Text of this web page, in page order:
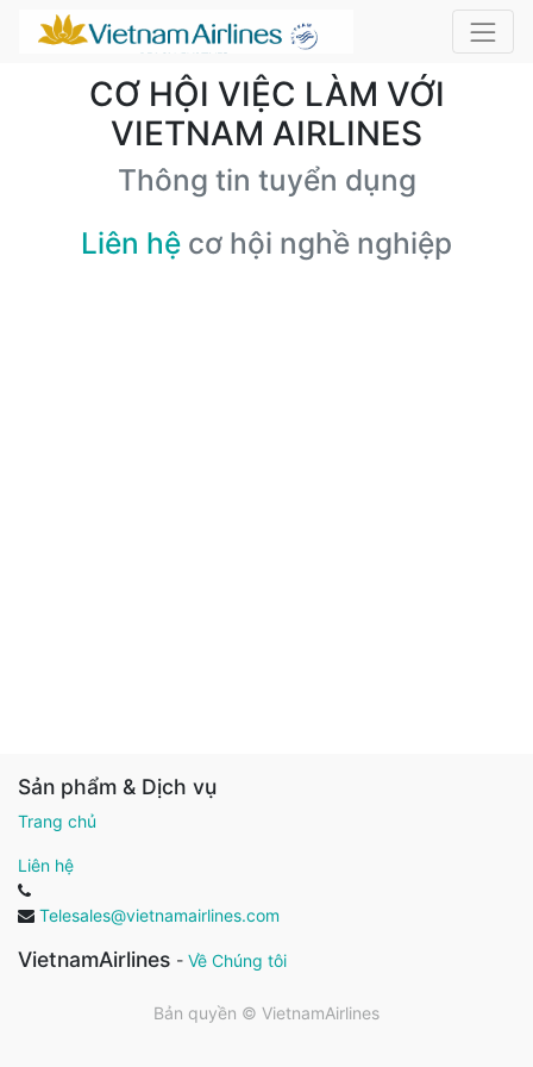
CƠ HỘI VIỆC LÀM VỚI
VIETNAM AIRLINES
Thông tin tuyển dụng
Liên hệ cơ hội nghề nghiệp
Sản phẩm & Dịch vụ
Trang chủ
Liên hệ
Telesales@vietnamairlines.com
VietnamAirlines - Về Chúng tôi
Bản quyền © VietnamAirlines